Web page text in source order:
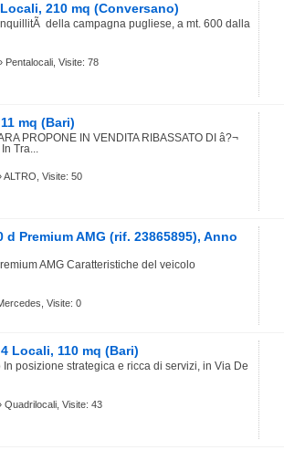
210 mq (Conversano)
della campagna pugliese, a mt. 600 dalla
Pentalocali, Visite: 78
mq (Bari)
PROPONE IN VENDITA RIBASSATO DI â?¬
Tra...
ALTRO, Visite: 50
d Premium AMG (rif. 23865895), Anno
AMG Caratteristiche del veicolo
Visite: 0
Locali, 110 mq (Bari)
In posizione strategica e ricca di servizi, in Via De
Quadrilocali, Visite: 43